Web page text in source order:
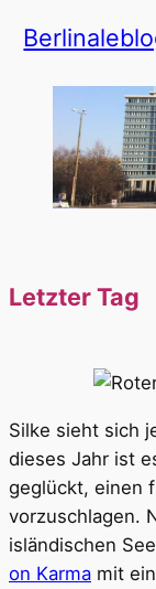
Inhalt
Letzter Tag
Silke sieht sich
dieses Jahr ist
geglückt, einen
vorzuschlagen.
isländischen
on Karma mit